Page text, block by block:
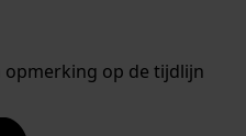
opmerking op de tijdlijn